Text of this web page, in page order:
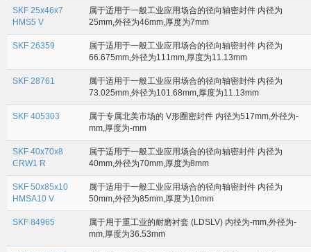
SKF 25x46x7
HMS5 V
属于适用于一般工业应用场合的径向轴密封件 内径为
25mm,外径为46mm,厚度为7mm
SKF 26359
属于适用于一般工业应用场合的径向轴密封件 内径为
66.675mm,外径为111mm,厚度为11.13mm
SKF 28761
属于适用于一般工业应用场合的径向轴密封件 内径为
73.025mm,外径为101.68mm,厚度为11.13mm
SKF 405303
属于专属北美市场的 V形圈密封件 内径为517mm,外径为-
mm,厚度为-mm
SKF 40x70x8
CRW1 R
属于适用于一般工业应用场合的径向轴密封件 内径为
40mm,外径为70mm,厚度为8mm
SKF 50x85x10
HMSA10 V
属于适用于一般工业应用场合的径向轴密封件 内径为
50mm,外径为85mm,厚度为10mm
SKF 84965
属于用于重工业的耐磨衬套 (LDSLV) 内径为-mm,外径为-
mm,厚度为36.53mm